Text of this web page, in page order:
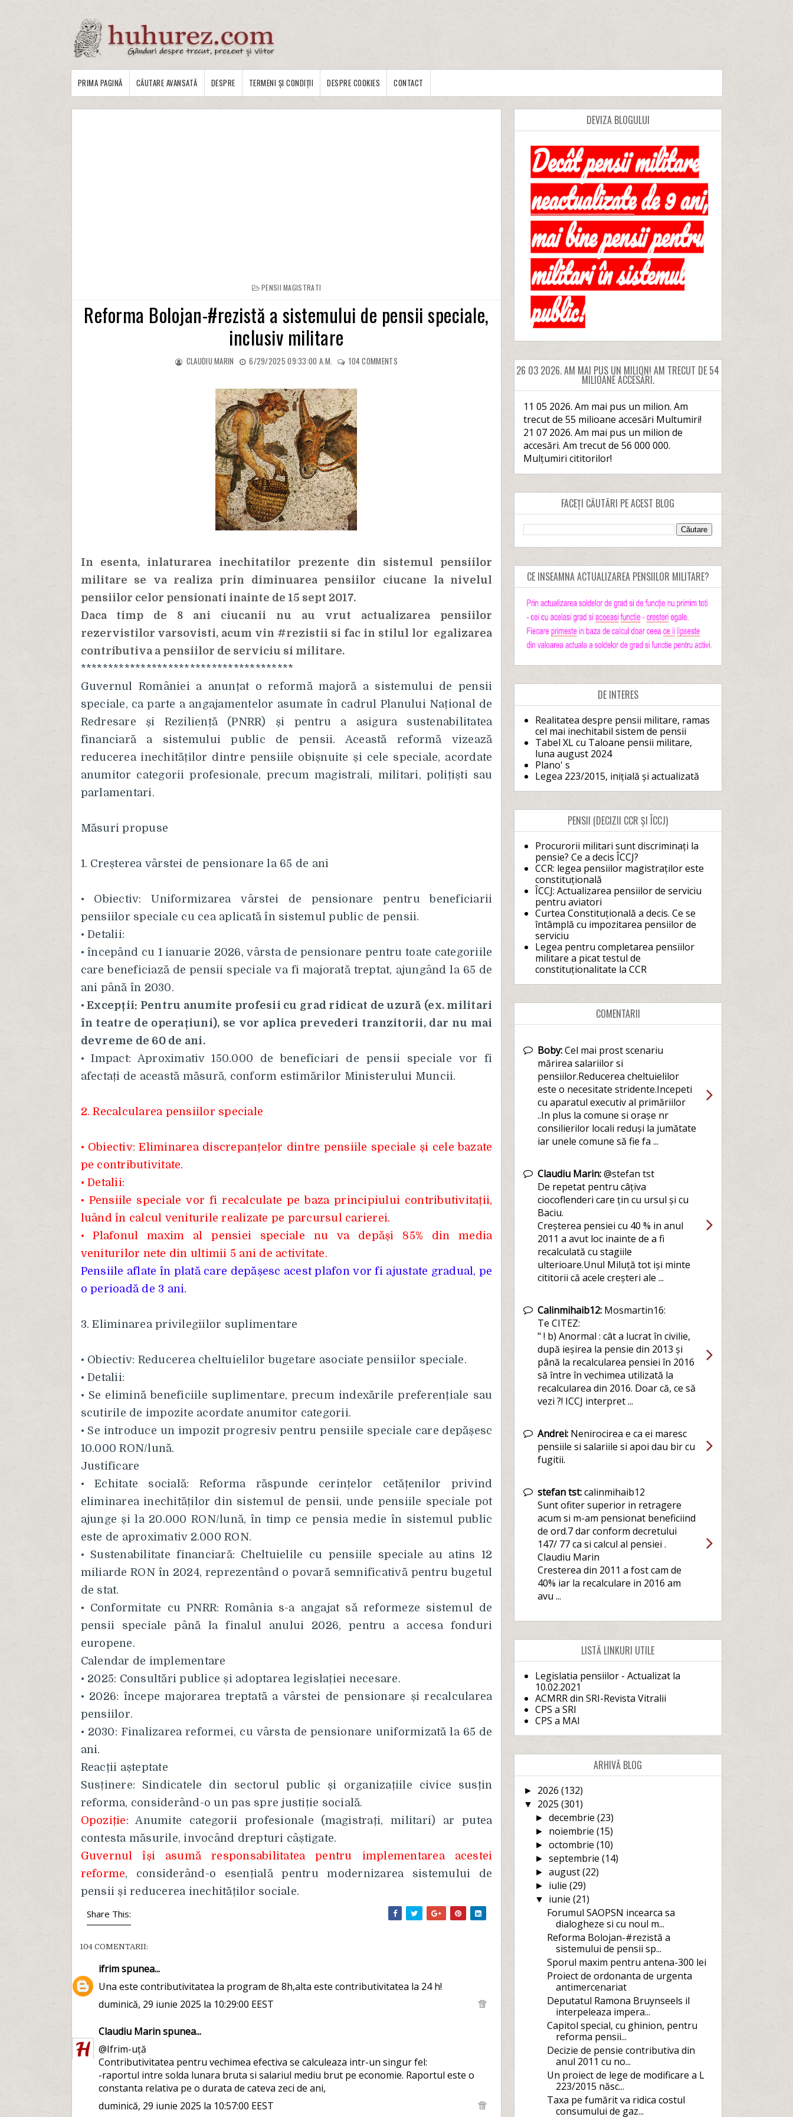
PRIMA PAGINĂ CĂUTARE AVANSATĂ DESPRE TERMENI ȘI CONDIȚII DESPRE COOKIES CONTACT
PENSII MAGISTRATI
Reforma Bolojan-#rezistă a sistemului de pensii speciale,
inclusiv militare
CLAUDIU MARIN 6/29/2025 09:33:00 A.M. 104COMMENTS
In esenta, inlaturarea inechitatilor prezente din sistemul pensiilor
militare se va realiza prin diminuarea pensiilor ciucane la nivelul
pensiilor celor pensionati inainte de 15 sept 2017.
Daca timp de 8 ani ciucanii nu au vrut actualizarea pensiilor
rezervistilor varsovisti, acum vin #rezistii si fac in stilul lor egalizarea
contributiva a pensiilor de serviciu si militare.
***************************************
Guvernul României a anunțat o reformă majoră a sistemului de pensii
speciale, ca parte a angajamentelor asumate în cadrul Planului Național de
Redresare și Reziliență (PNRR) și pentru a asigura sustenabilitatea
financiară a sistemului public de pensii. Această reformă vizează
reducerea inechităților dintre pensiile obișnuite și cele speciale, acordate
anumitor categorii profesionale, precum magistrali, militari, polițiști sau
parlamentari.
Măsuri propuse
1. Creșterea vârstei de pensionare la 65 de ani
• Obiectiv: Uniformizarea vârstei de pensionare pentru beneficiarii
pensiilor speciale cu cea aplicată în sistemul public de pensii.
• Detalii:
• începând cu 1 ianuarie 2026, vârsta de pensionare pentru toate categoriile
care beneficiază de pensii speciale va fi majorată treptat, ajungând la 65 de
ani până în 2030.
• Excepții: Pentru anumite profesii cu grad ridicat de uzură (ex. militari
în teatre de operațiuni), se vor aplica prevederi tranzitorii, dar nu mai
devreme de 60 de ani.
• Impact: Aproximativ 150.000 de beneficiari de pensii speciale vor fi
afectați de această măsură, conform estimărilor Ministerului Muncii.
2. Recalcularea pensiilor speciale
• Obiectiv: Eliminarea discrepanțelor dintre pensiile speciale și cele bazate
pe contributivitate.
• Detalii:
• Pensiile speciale vor fi recalculate pe baza principiului contributivitații,
luând în calcul veniturile realizate pe parcursul carierei.
• Plafonul maxim al pensiei speciale nu va depăși 85% din media
veniturilor nete din ultimii 5 ani de activitate.
Pensiile aflate în plată care depășesc acest plafon vor fi ajustate gradual, pe
o perioadă de 3 ani.
3. Eliminarea privilegiilor suplimentare
• Obiectiv: Reducerea cheltuielilor bugetare asociate pensiilor speciale.
• Detalii:
• Se elimină beneficiile suplimentare, precum indexările preferențiale sau
scutirile de impozite acordate anumitor categorii.
• Se introduce un impozit progresiv pentru pensiile speciale care depășesc
10.000 RON/lună.
Justificare
• Echitate socială: Reforma răspunde cerințelor cetățenilor privind
eliminarea inechităților din sistemul de pensii, unde pensiile speciale pot
ajunge și la 20.000 RON/lună, în timp ce pensia medie în sistemul public
este de aproximativ 2.000 RON.
• Sustenabilitate financiară: Cheltuielile cu pensiile speciale au atins 12
miliarde RON în 2024, reprezentând o povară semnificativă pentru bugetul
de stat.
• Conformitate cu PNRR: România s-a angajat să reformeze sistemul de
pensii speciale până la finalul anului 2026, pentru a accesa fonduri
europene.
Calendar de implementare
• 2025: Consultări publice și adoptarea legislației necesare.
• 2026: începe majorarea treptată a vârstei de pensionare și recalcularea
pensiilor.
• 2030: Finalizarea reformei, cu vârsta de pensionare uniformizată la 65 de
ani.
Reacții așteptate
Susținere: Sindicatele din sectorul public și organizațiile civice susțin
reforma, considerând-o un pas spre justiție socială.
Opoziție: Anumite categorii profesionale (magistrați, militari) ar putea
contesta măsurile, invocând drepturi câștigate.
Guvernul își asumă responsabilitatea pentru implementarea acestei
reforme, considerând-o esențială pentru modernizarea sistemului de
pensii și reducerea inechităților sociale.
Share This:
104 COMENTARII:
ifrimspunea...
Una este contributivitatea la program de 8h,alta este contributivitatea la 24 h!
duminică, 29 iunie 2025 la 10:29:00 EEST
Claudiu Marinspunea...
@Ifrim-uță
Contributivitatea pentru vechimea efectiva se calculeaza intr-un singur fel:
-raportul intre solda lunara bruta si salariul mediu brut pe economie. Raportul este o
constanta relativa pe o durata de cateva zeci de ani,
duminică, 29 iunie 2025 la 10:57:00 EEST
DEVIZA BLOGULUI
26 03 2026. AM MAI PUS UN MILION! AM TRECUT DE 54
MILIOANE ACCESĂRI.
11 05 2026. Am mai pus un milion. Am
trecut de 55 milioane accesări Multumiri!
21 07 2026. Am mai pus un milion de
accesări. Am trecut de 56 000 000.
Mulțumiri cititorilor!
FACEȚI CĂUTĂRI PE ACEST BLOG
CE INSEAMNA ACTUALIZAREA PENSIILOR MILITARE?
DE INTERES
Realitatea despre pensii militare, ramas
cel mai inechitabil sistem de pensii
Tabel XL cu Taloane pensii militare,
luna august 2024
Plano' s
Legea 223/2015, inițială și actualizată
PENSII (DECIZII CCR ȘI ÎCCJ)
Procurorii militari sunt discriminați la
pensie? Ce a decis ÎCCJ?
CCR: legea pensiilor magistraților este
constituțională
ÎCCJ: Actualizarea pensiilor de serviciu
pentru aviatori
Curtea Constituțională a decis. Ce se
întâmplă cu impozitarea pensiilor de
serviciu
Legea pentru completarea pensiilor
militare a picat testul de
constituționalitate la CCR
COMENTARII
Boby:Cel mai prost scenariu
mărirea salariilor si
pensiilor.Reducerea cheltuielilor
este o necesitate stridente.Incepeti
cu aparatul executiv al primăriilor
..In plus la comune si orașe nr
consilierilor locali reduși la jumătate
iar unele comune să fie fa ...
Claudiu Marin:@stefan tst
De repetat pentru câțiva
ciocoflenderi care țin cu ursul și cu
Baciu.
Creșterea pensiei cu 40 % in anul
2011 a avut loc inainte de a fi
recalculată cu stagiile
ulterioare.Unul Miluță tot iși minte
cititorii că acele creșteri ale ...
Calinmihaib12:Mosmartin16:
Te CITEZ:
" ! b) Anormal : cât a lucrat în civilie,
după ieșirea la pensie din 2013 și
până la recalcularea pensiei în 2016
să între în vechimea utilizată la
recalcularea din 2016. Doar că, ce să
vezi ?! ICCJ interpret ...
Andrei:Nenirocirea e ca ei maresc
pensiile si salariile si apoi dau bir cu
fugitii.
stefan tst:calinmihaib12
Sunt ofiter superior in retragere
acum si m-am pensionat beneficiind
de ord.7 dar conform decretului
147/ 77 ca si calcul al pensiei .
Claudiu Marin
Cresterea din 2011 a fost cam de
40% iar la recalculare in 2016 am
avu ...
LISTĂ LINKURI UTILE
Legislatia pensiilor - Actualizat la
10.02.2021
ACMRR din SRI-Revista Vitralii
CPS a SRI
CPS a MAI
ARHIVĂ BLOG
► 2026 (132)
▼ 2025 (301)
► decembrie (23)
► noiembrie (15)
► octombrie (10)
► septembrie (14)
► august(22)
► iulie (29)
▼ iunie (21)
Forumul SAOPSN incearca sa
dialogheze si cu noul m...
Reforma Bolojan-#rezistă a
sistemului de pensii sp...
Sporul maxim pentru antena-300 lei
Proiect de ordonanta de urgenta
antimercenariat
Deputatul Ramona Bruynseels il
interpeleaza impera...
Capitol special, cu ghinion, pentru
reforma pensii...
Decizie de pensie contributiva din
anul 2011 cu no...
Un proiect de lege de modificare a L
223/2015 născ...
Taxa pe fumărit va ridica costul
consumului de gaz...